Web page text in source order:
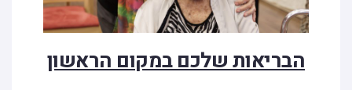
הבריאות שלכם במקום הראשון